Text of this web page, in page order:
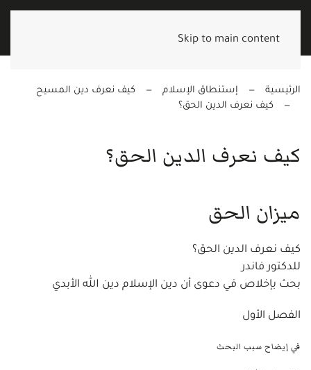
Skip to main content
الرئيسية إستنطاق الإسلام
كيف نعرف دين المسيح
كيف نعرف الدين الحق؟
كيف نعرف الدين الحق؟
ميزان الحق
كيف نعرف الدين الحق؟
للدكتور فاندر
بحث بإخلاص في دعوى أن دين الإسلام دين الله الأبدي
الفصل الأول
في إيضاح سبب البحث